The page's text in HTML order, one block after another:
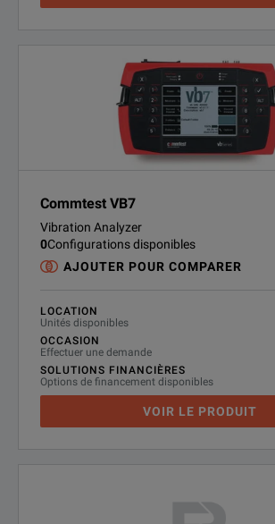
Commtest VB7
Vibration Analyzer
0Configurations disponibles
AJOUTER POUR COMPARER
LOCATION
Unités disponibles
OCCASION
Effectuer une demande
SOLUTIONS FINANCIÈRES
Options de financement disponibles
VOIR LE PRODUIT